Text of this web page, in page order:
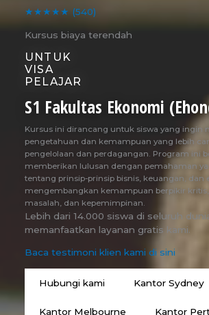
★★★★★ (540)
Kursus biaya terendah
UNTUK
VISA
PELAJAR
S1 Fakultas Ekonomi
Kursus ini dirancang untuk siswa yang ingin
pengetahuan dan kemampuan yang lebih
pengelolaan dan perdagangan. Program ini
memberikan lulusan dengan pemahaman
tentang prinsip-prinsip bisnis, keuangan, dan
mengembangkan kemampuan berpikir kritis,
masalah, dan kepemimpinan.
Lebih dari 14.000 siswa di seluruh
memanfaatkan layanan gratis kami.
Baca testimoni klien kami di sini
Hubungi kami Kantor Sydney
Kantor Melbourne Kantor